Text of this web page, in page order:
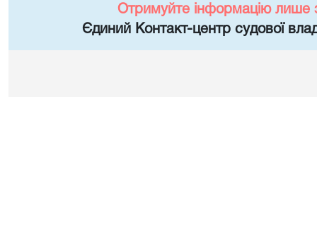
Отримуйте інформацію лише
Єдиний Контакт-центр судової